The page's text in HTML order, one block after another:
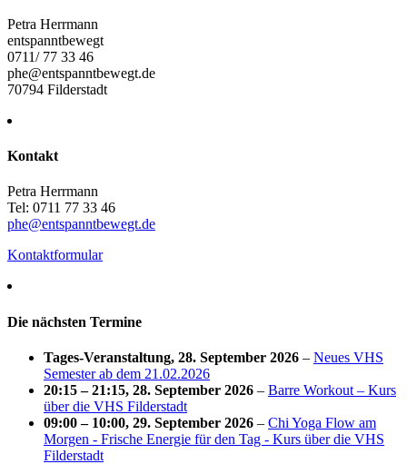
Petra Herrmann
entspanntbewegt
0711/ 77 33 46
phe@entspanntbewegt.de
70794 Filderstadt
Kontakt
Petra Herrmann
Tel: 0711 77 33 46
phe@entspanntbewegt.de
Kontaktformular
Die nächsten Termine
Tages-Veranstaltung, 28. September 2026 – Neues VHS
Semester ab dem 21.02.2026
20:15 – 21:15, 28. September 2026 – Barre Workout – Kurs
über die VHS Filderstadt
09:00 – 10:00, 29. September 2026 – Chi Yoga Flow am
Morgen - Frische Energie für den Tag - Kurs über die VHS
Filderstadt